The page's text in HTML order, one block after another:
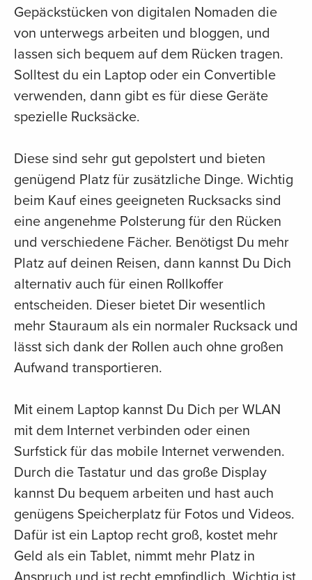
Gepäckstücken von digitalen Nomaden die
von unterwegs arbeiten und bloggen, und
lassen sich bequem auf dem Rücken tragen.
Solltest du ein Laptop oder ein Convertible
verwenden, dann gibt es für diese Geräte
spezielle Rucksäcke.
Diese sind sehr gut gepolstert und bieten
genügend Platz für zusätzliche Dinge. Wichtig
beim Kauf eines geeigneten Rucksacks sind
eine angenehme Polsterung für den Rücken
und verschiedene Fächer. Benötigst Du mehr
Platz auf deinen Reisen, dann kannst Du Dich
alternativ auch für einen Rollkoffer
entscheiden. Dieser bietet Dir wesentlich
mehr Stauraum als ein normaler Rucksack und
lässt sich dank der Rollen auch ohne großen
Aufwand transportieren.
Mit einem Laptop kannst Du Dich per WLAN
mit dem Internet verbinden oder einen
Surfstick für das mobile Internet verwenden.
Durch die Tastatur und das große Display
kannst Du bequem arbeiten und hast auch
genügens Speicherplatz für Fotos und Videos.
Dafür ist ein Laptop recht groß, kostet mehr
Geld als ein Tablet, nimmt mehr Platz in